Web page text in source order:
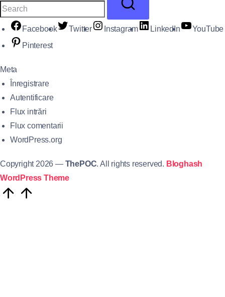
Facebook Twitter Instagram LinkedIn
YouTube
Pinterest
Meta
Înregistrare
Autentificare
Flux intrări
Flux comentarii
WordPress.org
Copyright 2026 — ThePOC. All rights reserved. Bloghash
WordPress Theme